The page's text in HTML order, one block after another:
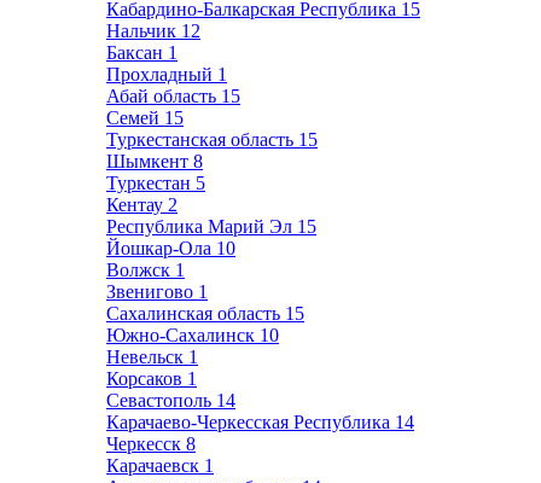
Кабардино-Балкарская Республика 15
Нальчик 12
Баксан 1
Прохладный 1
Абай область 15
Семей 15
Туркестанская область 15
Шымкент 8
Туркестан 5
Кентау 2
Республика Марий Эл 15
Йошкар-Ола 10
Волжск 1
Звенигово 1
Сахалинская область 15
Южно-Сахалинск 10
Невельск 1
Корсаков 1
Севастополь 14
Карачаево-Черкесская Республика 14
Черкесск 8
Карачаевск 1